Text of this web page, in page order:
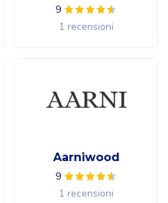
9
1 recensioni
Aarniwood
9
1 recensioni